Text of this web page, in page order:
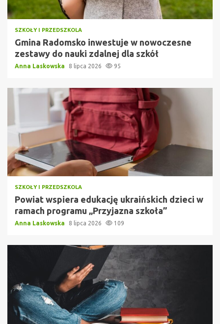
SZKOŁY I PRZEDSZKOLA
Gmina Radomsko inwestuje w nowoczesne
zestawy do nauki zdalnej dla szkół
Anna Laskowska 8 lipca 2026 95
SZKOŁY I PRZEDSZKOLA
Powiat wspiera edukację ukraińskich dzieci w
ramach programu „Przyjazna szkoła”
Anna Laskowska 8 lipca 2026 109